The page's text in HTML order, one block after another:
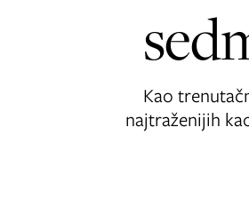
Kao
najtraženijih